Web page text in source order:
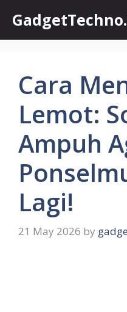
content
Cara
Lemot:
Ampuh
Lagi!
21 May 2026 by